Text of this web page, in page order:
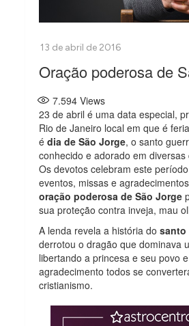
Oração poderosa de
7.594 Views
23 de abril é uma data especial,
Rio de Janeiro local em que é
édia de São Jorge, o santo
conhecido e adorado em diversas
Os devotos celebram este
eventos, missas e
oração poderosa de São Jorge
sua proteção contra inveja, mau
A lenda revela a história dosanto
derrotou o dragão que dominava
libertando a princesa e seu povo
agradecimento todos se
cristianismo.